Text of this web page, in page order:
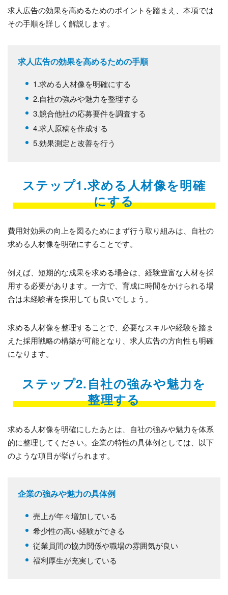
求人広告の効果を高めるためのポイントを踏まえ、本項では
その手順を詳しく解説します。
求人広告の効果を高めるための手順
1.求める人材像を明確にする
2.自社の強みや魅力を整理する
3.競合他社の応募要件を調査する
4.求人原稿を作成する
5.効果測定と改善を行う
ステップ1.求める人材像を明確
にする
費用対効果の向上を図るためにまず行う取り組みは、自社の
求める人材像を明確にすることです。
例えば、短期的な成果を求める場合は、経験豊富な人材を採
用する必要があります。一方で、育成に時間をかけられる場
合は未経験者を採用しても良いでしょう。
求める人材像を整理することで、必要なスキルや経験を踏ま
えた採用戦略の構築が可能となり、求人広告の方向性も明確
になります。
ステップ2.自社の強みや魅力を
整理する
求める人材像を明確にしたあとは、自社の強みや魅力を体系
的に整理してください。企業の特性の具体例としては、以下
のような項目が挙げられます。
企業の強みや魅力の具体例
売上が年々増加している
希少性の高い経験ができる
従業員間の協力関係や職場の雰囲気が良い
福利厚生が充実している